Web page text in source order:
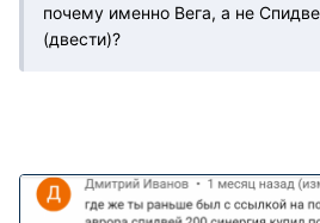
почему именно Вега, а не
(двести)?